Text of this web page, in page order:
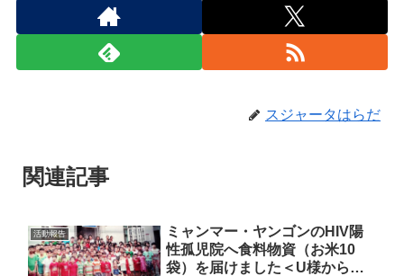
スジャータはらだ
関連記事
活動報告
ミャンマー・ヤンゴンのHIV陽
性孤児院へ食料物資（お米10
袋）を届けました＜U様からの